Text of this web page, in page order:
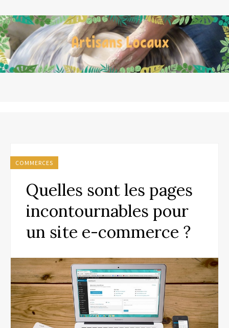
COMMERCES
Quelles sont les pages
incontournables pour
un site e-commerce ?